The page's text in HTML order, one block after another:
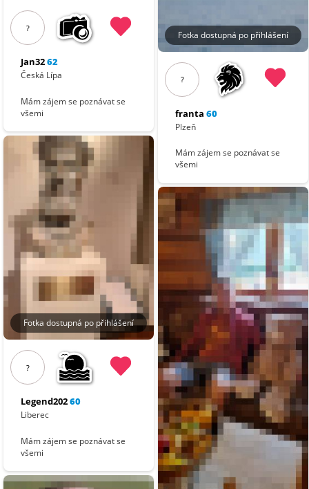
?
Jan3262
Česká Lípa
Mám zájem se poznávat se
všemi
Fotka dostupná po přihlášení
?
Legend20260
Liberec
Mám zájem se poznávat se
všemi
Fotka dostupná po přihlášení
?
franta 60
Plzeň
Mám zájem se poznávat se
všemi